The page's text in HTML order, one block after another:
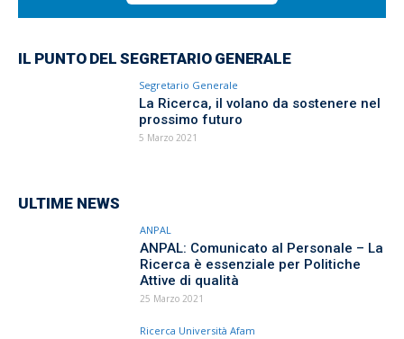
IL PUNTO DEL SEGRETARIO GENERALE
Segretario Generale
La Ricerca, il volano da sostenere nel
prossimo futuro
5 Marzo 2021
ULTIME NEWS
ANPAL
ANPAL: Comunicato al Personale – La
Ricerca è essenziale per Politiche
Attive di qualità
25 Marzo 2021
Ricerca Università Afam